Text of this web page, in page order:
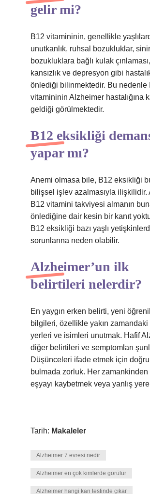
gelir mi?
B12 vitamininin, genellikle
unutkanlık, ruhsal bozukluklar,
bozukluklara bağlı kulak çınlaması,
kansızlık ve depresyon gibi
önlediği bilinmektedir. Bu nedenle
vitamininin Alzheimer hastalığına
geldiği görülmektedir.
B12 eksikliği
yapar mı?
Anemi olmasa bile, B12 eksikliği
bilişsel işlev azalmasıyla ilişkilidir.
B12 vitamini takviyesi almanın
önlediğine dair kesin bir kanıt
B12 eksikliği bazı yaşlı
sorunlarına neden olabilir.
Alzheimer’un ilk
belirtileri nelerdir?
En yaygın erken belirti, yeni
bilgileri, özellikle yakın zamandaki
yerleri ve isimleri unutmak. Hafif
diğer belirtileri ve semptomları
Düşünceleri ifade etmek için
bulmada zorluk. Her zamankinden
eşyayı kaybetmek veya yanlış
Tarih: Makaleler
Alzheimer 7 evresi nedir
Alzheimer en çok kimlerde görülür
Alzheimer hangi kan testinde çıkar